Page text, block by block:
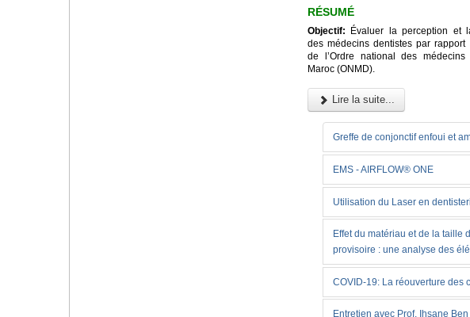
RÉSUMÉ
Objectif: Évaluer la perception et
des médecins dentistes par rapport
de l’Ordre national des médecins
Maroc (ONMD).
Lire la suite...
Greffe de conjonctif enfoui et
EMS - AIRFLOW® ONE
Utilisation du Laser en
Effet du matériau et de la taille
provisoire : une analyse des
COVID-19: La réouverture des
Entretien avec Prof. Ihsane